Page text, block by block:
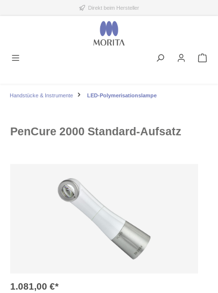
Direkt beim Hersteller
Handstücke & Instrumente LED-Polymerisationslampe
PenCure 2000 Standard-Aufsatz
1.081,00 €*